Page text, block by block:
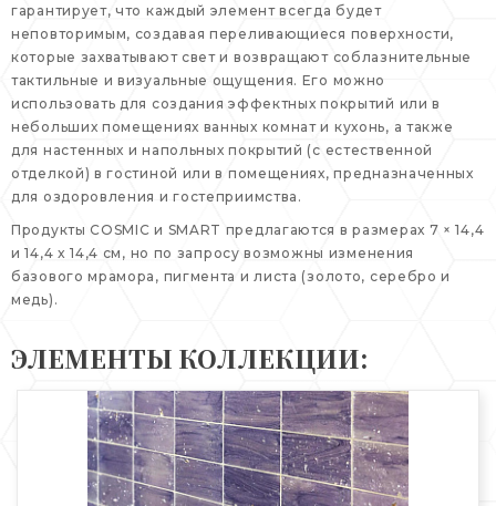
гарантирует, что каждый элемент всегда будет
неповторимым, создавая переливающиеся поверхности,
которые захватывают свет и возвращают соблазнительные
тактильные и визуальные ощущения. Его можно
использовать для создания эффектных покрытий или в
небольших помещениях ванных комнат и кухонь, а также
для настенных и напольных покрытий (с естественной
отделкой) в гостиной или в помещениях, предназначенных
для оздоровления и гостеприимства.
Продукты COSMIC и SMART предлагаются в размерах 7 × 14,4
и 14,4 x 14,4 см, но по запросу возможны изменения
базового мрамора, пигмента и листа (золото, серебро и
медь).
ЭЛЕМЕНТЫ КОЛЛЕКЦИИ: